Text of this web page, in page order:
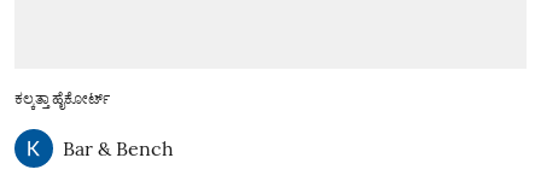
ಕಲ್ಕತ್ತಾ ಹೈಕೋರ್ಟ್
Bar & Bench